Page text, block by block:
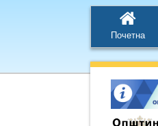
Почетна